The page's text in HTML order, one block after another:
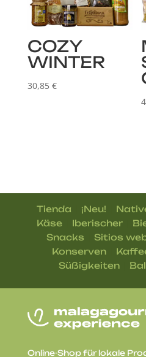
COZY
WINTER
30,85 €
Tienda ¡Neu!
Käse Iberischer
Snacks Sitios
Konserven|
Süßigkeiten|
Online-Shop für lokale